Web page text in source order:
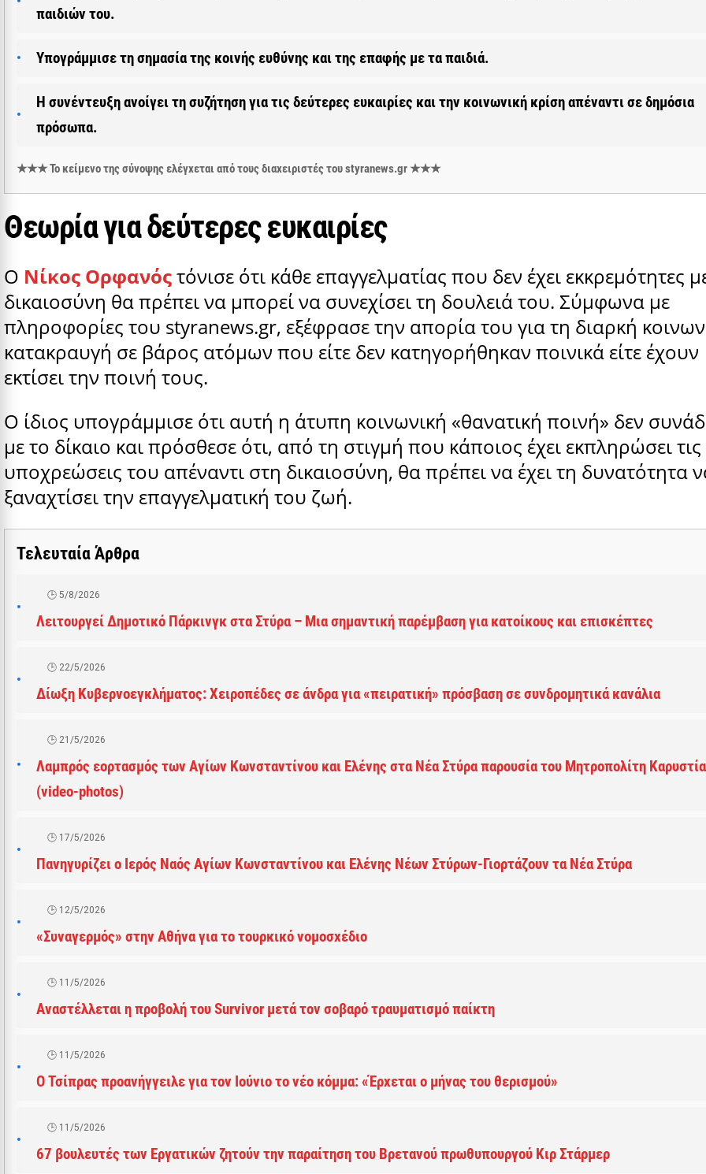
παιδιών του.
Υπογράμμισε τη σημασία της κοινής ευθύνης και της επαφής με τα παιδιά.
Η συνέντευξη ανοίγει τη συζήτηση για τις δεύτερες ευκαιρίες και την κοινωνική κρίση απέναντι σε δημόσια
πρόσωπα.
★★★ Το κείμενο της σύνοψης ελέγχεται από τους διαχειριστές του styranews.gr ★★★
Θεωρία για δεύτερες ευκαιρίες
Ο Νίκος Ορφανόςτόνισε ότι κάθε επαγγελματίας που δεν έχει εκκρεμότητες
δικαιοσύνη θα πρέπει να μπορεί να συνεχίσει τη δουλειά του. Σύμφωνα με
πληροφορίες του styranews.gr, εξέφρασε την απορία του για τη διαρκή
κατακραυγή σε βάρος ατόμων που είτε δεν κατηγορήθηκαν ποινικά είτε έχουν
εκτίσει την ποινή τους.
Ο ίδιος υπογράμμισε ότι αυτή η άτυπη κοινωνική «θανατική ποινή» δεν
με το δίκαιο και πρόσθεσε ότι, από τη στιγμή που κάποιος έχει εκπληρώσει τις
υποχρεώσεις του απέναντι στη δικαιοσύνη, θα πρέπει να έχει τη δυνατότητα
ξαναχτίσει την επαγγελματική του ζωή.
Τελευταία Άρθρα
5/8/2026
Λειτουργεί Δημοτικό Πάρκινγκ στα Στύρα – Μια σημαντική παρέμβαση για κατοίκους και επισκέπτες
22/5/2026
Δίωξη Κυβερνοεγκλήματος: Χειροπέδες σε άνδρα για «πειρατική» πρόσβαση σε συνδρομητικά κανάλια
21/5/2026
Λαμπρός εορτασμός των Αγίων Κωνσταντίνου και Ελένης στα Νέα Στύρα παρουσία του Μητροπολίτη
(video-photos)
17/5/2026
Πανηγυρίζει ο Ιερός Ναός Αγίων Κωνσταντίνου και Ελένης Νέων Στύρων-Γιορτάζουν τα Νέα Στύρα
12/5/2026
«Συναγερμός» στην Αθήνα για το τουρκικό νομοσχέδιο
11/5/2026
Αναστέλλεται η προβολή του Survivor μετά τον σοβαρό τραυματισμό παίκτη
11/5/2026
Ο Τσίπρας προανήγγειλε για τον Ιούνιο το νέο κόμμα: «Έρχεται ο μήνας του θερισμού»
11/5/2026
67 βουλευτές των Εργατικών ζητούν την παραίτηση του Βρετανού πρωθυπουργού Κιρ Στάρμερ